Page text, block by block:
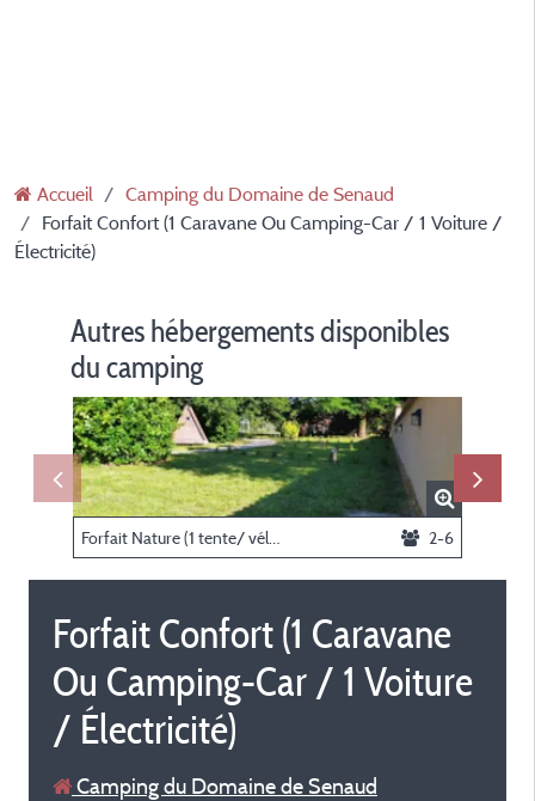
Accueil
Camping du Domaine de Senaud
Forfait Confort (1 Caravane Ou Camping-Car / 1 Voiture /
Électricité)
Autres hébergements disponibles
du camping
2-6
Forfait Confort (1 Caravane
Ou Camping-Car / 1 Voiture
/ Électricité)
Camping du Domaine de Senaud